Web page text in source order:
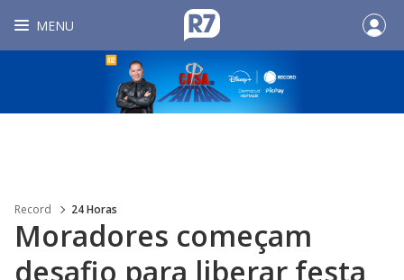
MENU
Record 24 Horas
Moradores começam
desafio para liberar festa